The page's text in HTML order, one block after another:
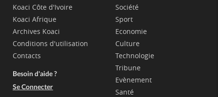
Koaci Côte d'Ivoire
Koaci Afrique
Archives Koaci
Conditions d'utilisation
Contacts
Besoin d'aide ?
Se Connecter
Société
Sport
Economie
Culture
Technologie
Tribune
Evènement
Santé